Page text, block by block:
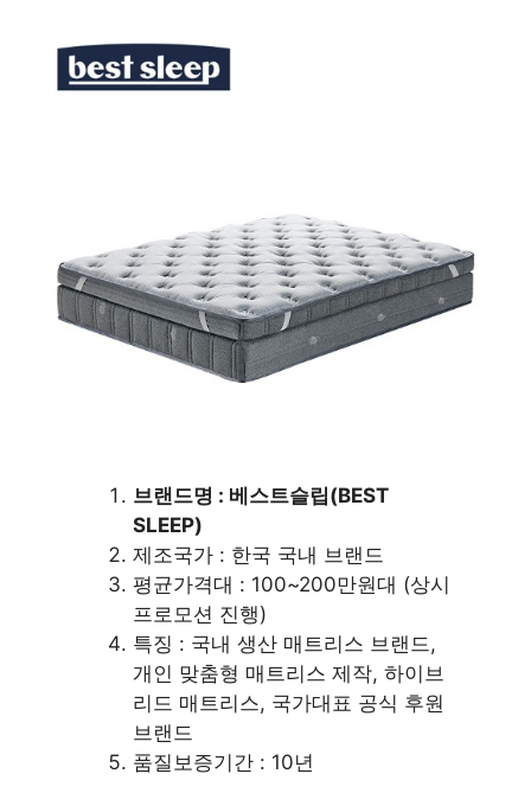
브랜드명 : 베스트슬립(BEST
SLEEP)
제조국가 : 한국 국내 브랜드
평균가격대 : 100~200만원대 (상시
프로모션 진행)
특징 : 국내 생산 매트리스 브랜드,
개인 맞춤형 매트리스 제작, 하이브
리드 매트리스, 국가대표 공식 후원
브랜드
품질보증기간 : 10년